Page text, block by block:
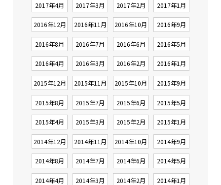
2017年4月 2017年3月 2017年2月 2017年1月
2016年12月 2016年11月 2016年10月 2016年9月
2016年8月 2016年7月 2016年6月 2016年5月
2016年4月 2016年3月 2016年2月 2016年1月
2015年12月 2015年11月 2015年10月 2015年9月
2015年8月 2015年7月 2015年6月 2015年5月
2015年4月 2015年3月 2015年2月 2015年1月
2014年12月 2014年11月 2014年10月 2014年9月
2014年8月 2014年7月 2014年6月 2014年5月
2014年4月 2014年3月 2014年2月 2014年1月